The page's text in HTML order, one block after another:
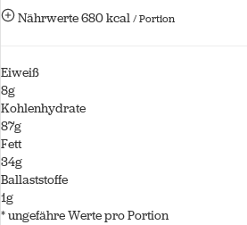
Nährwerte680 kcal/ Portion
Eiweiß
8g
Kohlenhydrate
87g
Fett
34g
Ballaststoffe
1g
* ungefähre Werte pro Portion